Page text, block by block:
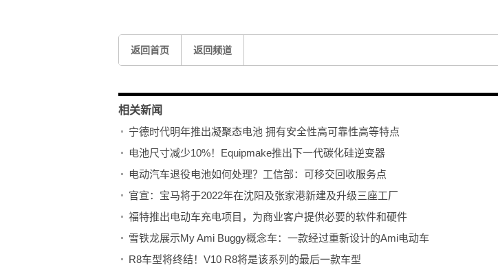
返回首页 返回频道
相关新闻
宁德时代明年推出凝聚态电池 拥有安全性高可靠性高等特点
电池尺寸减少10%！Equipmake推出下一代碳化硅逆变器
电动汽车退役电池如何处理？工信部：可移交回收服务点
官宣：宝马将于2022年在沈阳及张家港新建及升级三座工厂
福特推出电动车充电项目，为商业客户提供必要的软件和硬件
雪铁龙展示My Ami Buggy概念车：一款经过重新设计的Ami电动车
R8车型将终结！V10 R8将是该系列的最后一款车型